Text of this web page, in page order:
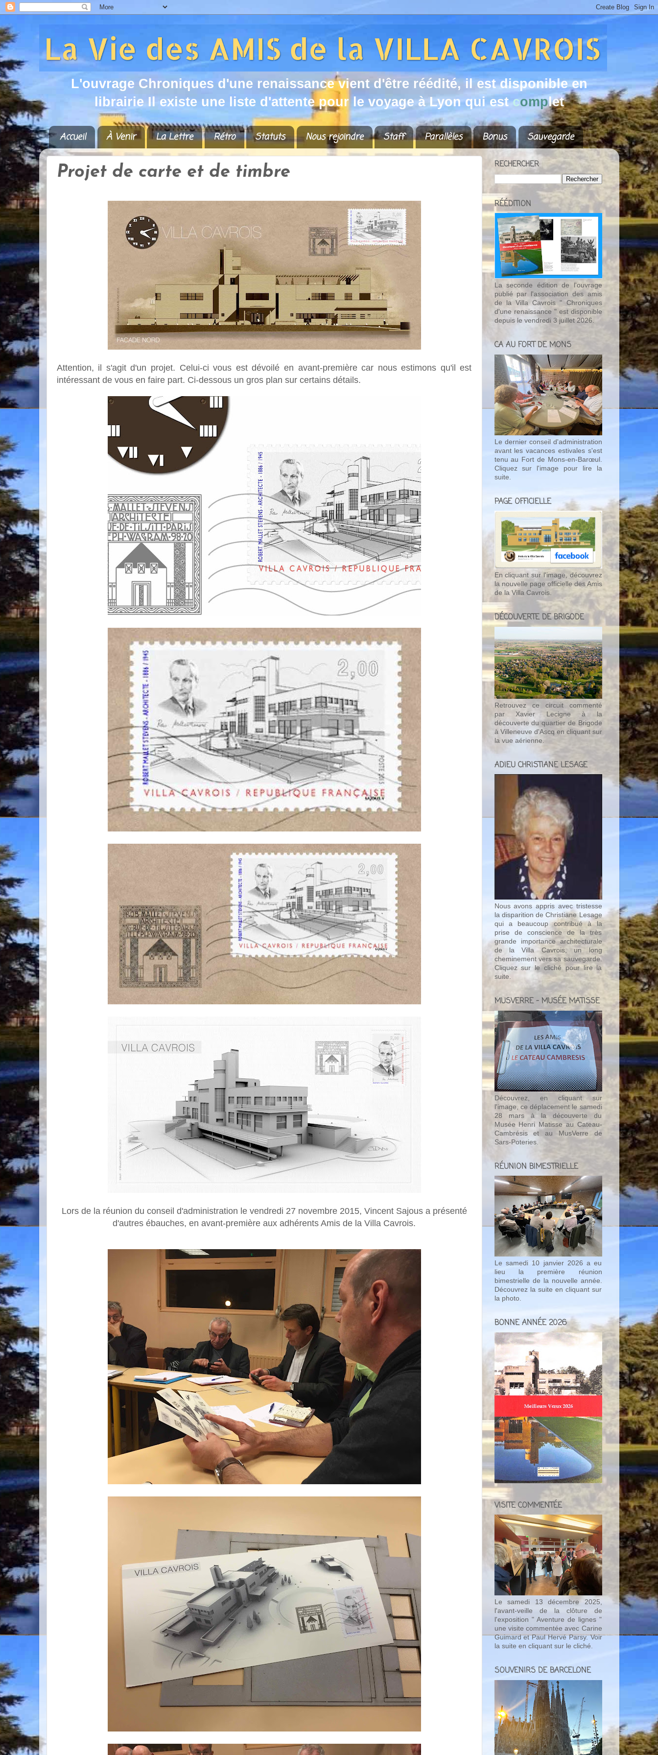
L'ouvrage C hroniques d 'une renaissance vient d'être rééd ité, il est disponible en
i brairie I existe une iste d 'attente pour e voyage à Lyon qui est complet
Accueil À Venir La Lettre Rétro Statuts Nous rejoindre Staff Parallèles Bonus Sauvegarde
Projet de carte et de timbre
Attention, il s'agit d'un projet. Celui-ci vous est dévoilé en avant-première car nous estimons qu'il est
intéressant de vous en faire part. Ci-dessous un gros plan sur certains détails.
Lors de la réunion du conseil d'administration le vendredi 27 novembre 2015, Vincent Sajous a présenté
d'autres ébauches, en avant-première aux adhérents Amis de la Villa Cavrois.
RECHERCHER
RÉÉDITION
La seconde édition de l'ouvrage
publié par l'association des amis
de la Villa Cavrois " Chroniques
d'une renaissance " est disponible
depuis le vendredi 3 juillet 2026.
CA AU FORT DE MONS
Le dernier conseil d'administration
avant les vacances estivales s'est
tenu au Fort de Mons-en-Barœul.
Cliquez sur l'image pour lire la
suite.
PAGE OFFICIELLE
En cliquant sur l'image, découvrez
la nouvelle page officielle des Amis
de la Villa Cavrois.
DÉCOUVERTE DE BRIGODE
Retrouvez ce circuit commenté
par Xavier Lecigne à la
découverte du quartier de Brigode
à Villeneuve d'Ascq en cliquant sur
la vue aérienne.
ADIEU CHRISTIANE LESAGE
Nous avons appris avec tristesse
la disparition de Christiane Lesage
qui a beaucoup contribué à la
prise de conscience de la très
grande importance architecturale
de la Villa Cavrois, un long
cheminement vers sa sauvegarde.
Cliquez sur le cliché pour lire la
suite.
MUSVERRE - MUSÉE MATISSE
Découvrez, en cliquant sur
l'image, ce déplacement le samedi
28 mars à la découverte du
Musée Henri Matisse au Cateau-
Cambrésis et au MusVerre de
Sars-Poteries.
RÉUNION BIMESTRIELLE
Le samedi 10 janvier 2026 a eu
lieu la première réunion
bimestrielle de la nouvelle année.
Découvrez la suite en cliquant sur
la photo.
BONNE ANNÉE 2026
VISITE COMMENTÉE
Le samedi 13 décembre 2025,
l'avant-veille de la clôture de
l'exposition " Aventure de lignes "
une visite commentée avec Carine
Guimard et Paul Hervé Parsy. Voir
la suite en cliquant sur le cliché.
SOUVENIRS DE BARCELONE